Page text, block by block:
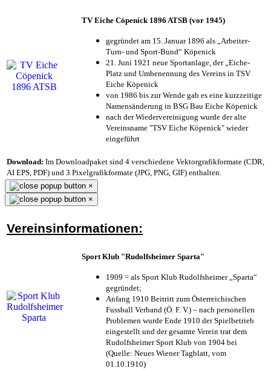
TV Eiche Cöpenick 1896 ATSB (vor 1945)
gegründet am 15. Januar 1896 als „Arbeiter-
Turn- und Sport-Bund“ Köpenick
21. Juni 1921 neue Sportanlage, der „Eiche-
Platz und Umbenennung des Vereins in TSV
Eiche Köpenick
von 1986 bis zur Wende gab es eine kurzzeitige
Namensänderung in BSG Bau Eiche Köpenick
nach der Wiedervereinigung wurde der alte
Vereinsname "TSV Eiche Köpenick" wieder
eingeführt
Download: Im Downloadpaket sind 4 verschiedene Vektorgrafikformate (CDR,
AI EPS, PDF) und 3 Pixelgrafikformate (JPG, PNG, GIF) enthalten.
×
×
Vereinsinformationen:
Sport Klub "Rudolfsheimer Sparta"
1909 = als Sport Klub Rudolfsheimer „Sparta“
gegründet;
Anfang 1910 Beitritt zum Österreichischen
Fussball Verband (Ö. F. V.) – nach personellen
Problemen wurde Ende 1910 der Spielbetrieb
eingestellt und der gesamte Verein trat dem
Rudolfsheimer Sport Klub von 1904 bei
(Quelle: Neues Wiener Tagblatt, vom
01.10.1910)